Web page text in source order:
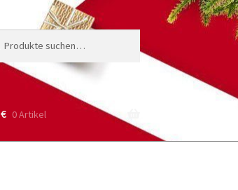
€ 0 Artikel